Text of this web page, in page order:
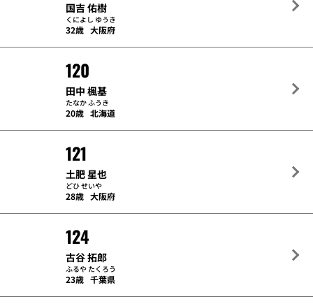
国吉 佑樹
くによし ゆうき
32歳 大阪府
120
田中 楓基
たなか ふうき
20歳 北海道
121
土肥 星也
どひ せいや
28歳 大阪府
124
古谷 拓郎
ふるや たくろう
23歳 千葉県